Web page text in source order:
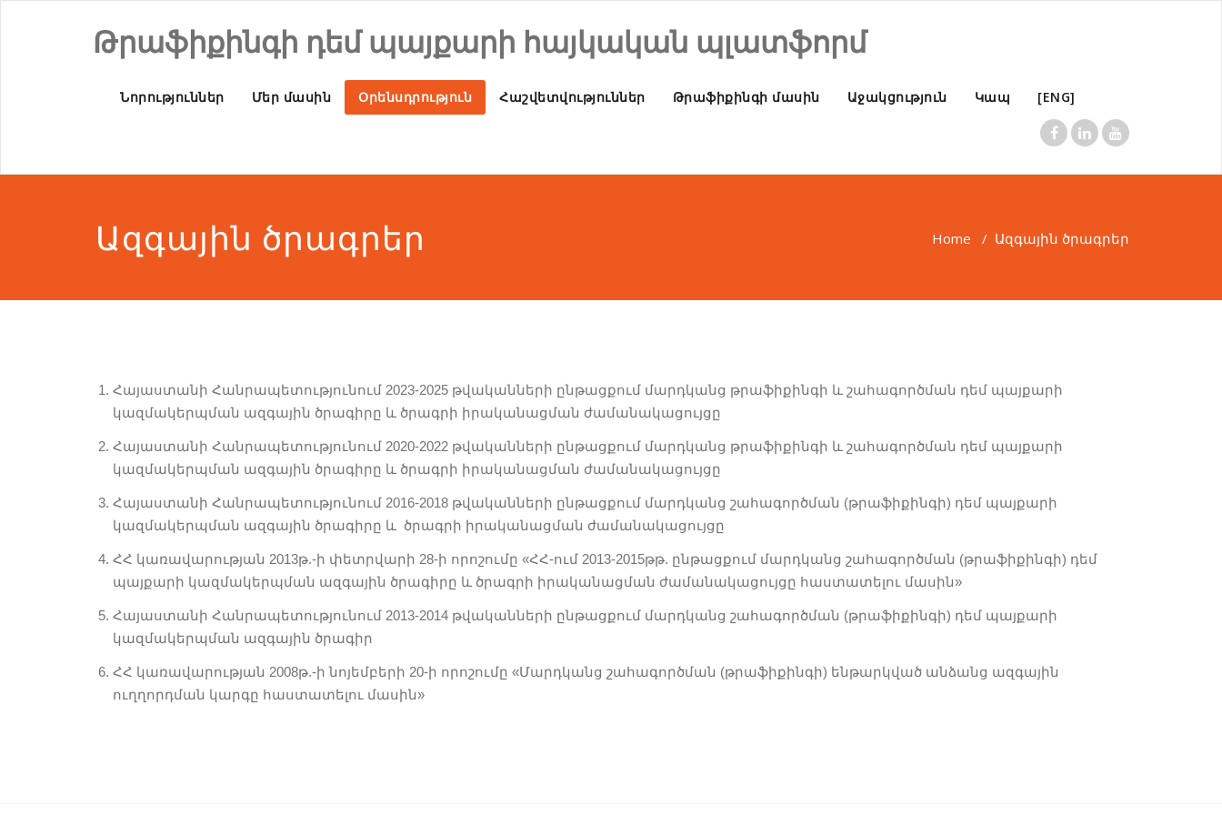
Թրաֆիքինգի դեմ պայքարի հայկական պլատֆորմ
Նորություններ Մեր մասին Օրենսդրություն Հաշվետվություններ Թրաֆիքինգի մասին Աջակցություն Կապ [ENG]
Ազգային ծրագրեր Home / Ազգային ծրագրեր
Հայաստանի Հանրապետությունում 2023-2025 թվականների ընթացքում մարդկանց թրաֆիքինգի և շահագործման դեմ պայքարի
կազմակերպման ազգային ծրագիրը և ծրագրի իրականացման ժամանակացույցը
Հայաստանի Հանրապետությունում 2020-2022 թվականների ընթացքում մարդկանց թրաֆիքինգի և շահագործման դեմ պայքարի
կազմակերպման ազգային ծրագիրը և ծրագրի իրականացման ժամանակացույցը
Հայաստանի Հանրապետությունում 2016-2018 թվականների ընթացքում մարդկանց շահագործման (թրաֆիքինգի) դեմ պայքարի
կազմակերպման ազգային ծրագիրը և ծրագրի իրականացման ժամանակացույցը
ՀՀ կառավարության 2013թ.-ի փետրվարի 28-ի որոշումը «ՀՀ-ում 2013-2015թթ. ընթացքում մարդկանց շահագործման (թրաֆիքինգի) դեմ
պայքարի կազմակերպման ազգային ծրագիրը և ծրագրի իրականացման ժամանակացույցը հաստատելու մասին»
Հայաստանի Հանրապետությունում 2013-2014 թվականների ընթացքում մարդկանց շահագործման (թրաֆիքինգի) դեմ պայքարի
կազմակերպման ազգային ծրագիր
ՀՀ կառավարության 2008թ.-ի նոյեմբերի 20-ի որոշումը «Մարդկանց շահագործման (թրաֆիքինգի) ենթարկված անձանց ազգային
ուղղորդման կարգը հաստատելու մասին»